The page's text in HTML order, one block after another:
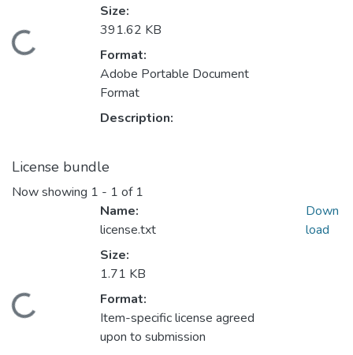
Loading...
Size:
391.62 KB
Format:
Adobe Portable Document
Format
Description:
License bundle
Now showing 1 - 1 of 1
Loading...
Name:
license.txt
Size:
1.71 KB
Format:
Item-specific license agreed
upon to submission
Down
load